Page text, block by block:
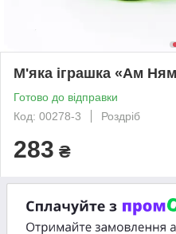
М'яка іграшка «Ам
Готово до відправки
Код: 00278-3
Роздріб
283 ₴